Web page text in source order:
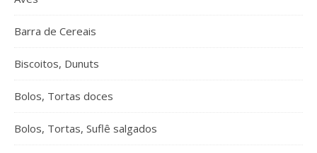
Barra de Cereais
Biscoitos, Dunuts
Bolos, Tortas doces
Bolos, Tortas, Suflê salgados